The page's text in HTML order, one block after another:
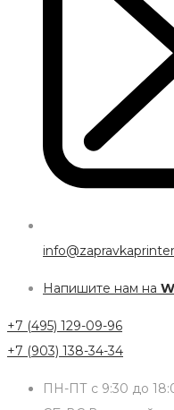
Напишите нам на
+7 (495) 129-09-96
+7 (903) 138-34-34
ПН-ПТ с 9:30 до